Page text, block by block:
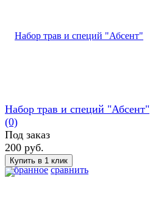
избранное сравнить
Набор трав и специй "Абсент"
(0)
Под заказ
200 руб.